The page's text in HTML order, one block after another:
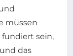
müssen
sein,
das